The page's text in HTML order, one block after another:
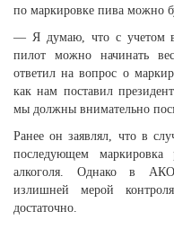
по маркировке пива можно
— Я думаю, что с учетом
пилот можно начинать
ответил на вопрос о
как нам поставил президент
мы должны внимательно
Ранее он заявлял, что в
последующем
алкоголя. Однако в
излишней мерой
достаточно.